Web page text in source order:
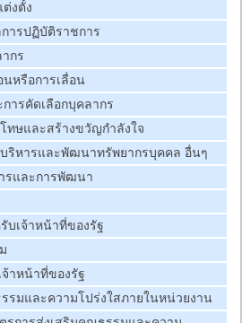
งตั้ง
ารปฏิบัติราชการ
กร
นหรือการเลื่อน
ารคัดเลือกบุคลากร
ทษและสร้างขวัญกำลังใจ
ริหารและพัฒนาทรัพยากรบุคคล อื่นๆ
รและการพัฒนา
บเจ้าหน้าที่ของรัฐ
จ้าหน้าที่ของรัฐ
รมและความโปร่งใสภายในหน่วยงาน